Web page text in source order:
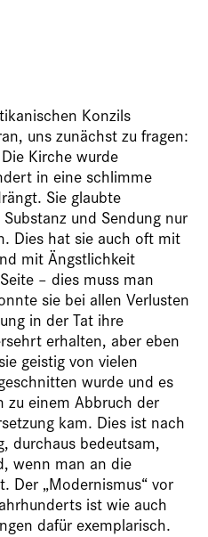
Konzils
uns zunächst zu fragen:
Kirche wurde
in eine schlimme
Sie glaubte
und Sendung nur
Dies hat sie auch oft mit
mit Ängstlichkeit
– dies muss man
sie bei allen Verlusten
in der Tat ihre
erhalten, aber eben
geistig von vielen
wurde und es
einem Abbruch der
kam. Dies ist nach
durchaus bedeutsam,
wenn man an die
Der „Modernismus“ vor
ist wie auch
dafür exemplarisch.